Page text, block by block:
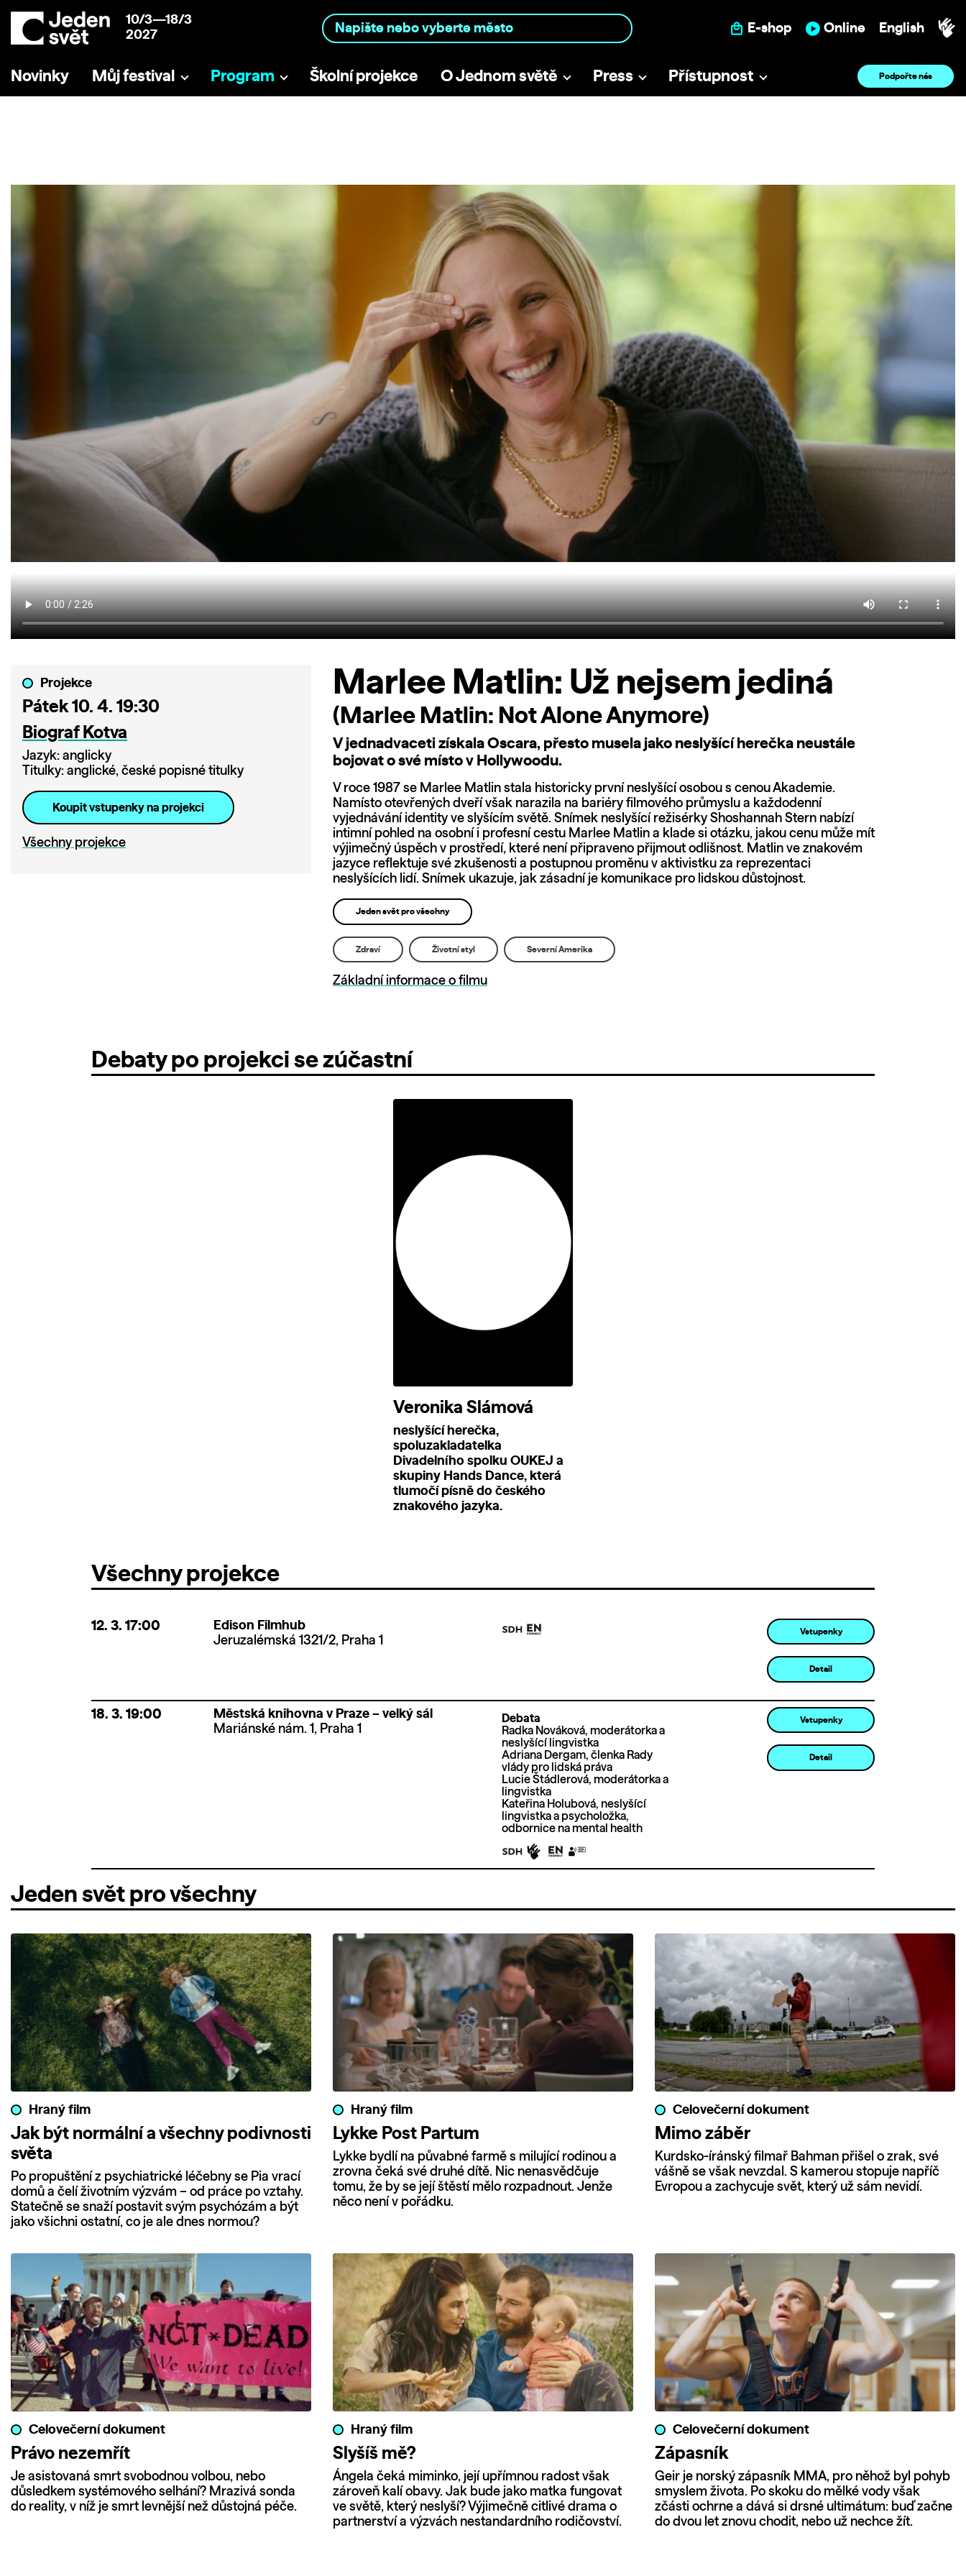
10/3—18/3
2027
E-shop Online English
Novinky Můj festival Program Školní projekce O Jednom světě Press Přístupnost Podpořte nás
Projekce
Pátek 10. 4. 19:30
Biograf Kotva
Jazyk: anglicky
Titulky: anglické, české popisné titulky
Koupit vstupenky na projekci
Všechny projekce
Marlee Matlin: Už nejsem jediná
(Marlee Matlin: Not Alone Anymore)
V jednadvaceti získala Oscara, přesto musela jako neslyšící herečka neustále
bojovat o své místo v Hollywoodu.
V roce 1987 se Marlee Matlin stala historicky první neslyšící osobou s cenou Akademie.
Namísto otevřených dveří však narazila na bariéry filmového průmyslu a každodenní
vyjednávání identity ve slyšícím světě. Snímek neslyšící režisérky Shoshannah Stern nabízí
intimní pohled na osobní i profesní cestu Marlee Matlin a klade si otázku, jakou cenu může mít
výjimečný úspěch v prostředí, které není připraveno přijmout odlišnost. Matlin ve znakovém
jazyce reflektuje své zkušenosti a postupnou proměnu v aktivistku za reprezentaci
neslyšících lidí. Snímek ukazuje, jak zásadní je komunikace pro lidskou důstojnost.
Jeden svět pro všechny
Zdraví Životní styl Severní Amerika
Základní informace o filmu
Debaty po projekci se zúčastní
Veronika Slámová
neslyšící herečka,
spoluzakladatelka
Divadelního spolku OUKEJ a
skupiny Hands Dance, která
tlumočí písně do českého
znakového jazyka.
Všechny projekce
12. 3. 17:00
Edison Filmhub
Jeruzalémská 1321/2, Praha 1
Vstupenky
Detail
18. 3. 19:00
Městská knihovna v Praze – velký sál
Mariánské nám. 1, Praha 1
Debata
Radka Nováková, moderátorka a
neslyšící lingvistka
Adriana Dergam, členka Rady
vlády pro lidská práva
Lucie Štádlerová, moderátorka a
lingvistka
Kateřina Holubová, neslyšící
lingvistka a psycholožka,
odbornice na mental health
Vstupenky
Detail
Jeden svět pro všechny
Hraný film
Jak být normální a všechny podivnosti
světa
Po propuštění z psychiatrické léčebny se Pia vrací
domů a čelí životním výzvám – od práce po vztahy.
Statečně se snaží postavit svým psychózám a být
jako všichni ostatní, co je ale dnes normou?
Hraný film
Lykke Post Partum
Lykke bydlí na půvabné farmě s milující rodinou a
zrovna čeká své druhé dítě. Nic nenasvědčuje
tomu, že by se její štěstí mělo rozpadnout. Jenže
něco není v pořádku.
Celovečerní dokument
Mimo záběr
Kurdsko-íránský filmař Bahman přišel o zrak, své
vášně se však nevzdal. S kamerou stopuje napříč
Evropou a zachycuje svět, který už sám nevidí.
Celovečerní dokument
Právo nezemřít
Je asistovaná smrt svobodnou volbou, nebo
důsledkem systémového selhání? Mrazivá sonda
do reality, v níž je smrt levnější než důstojná péče.
Hraný film
Slyšíš mě?
Ángela čeká miminko, její upřímnou radost však
zároveň kalí obavy. Jak bude jako matka fungovat
ve světě, který neslyší? Výjimečně citlivé drama o
partnerství a výzvách nestandardního rodičovství.
Celovečerní dokument
Zápasník
Geir je norský zápasník MMA, pro něhož byl pohyb
smyslem života. Po skoku do mělké vody však
zčásti ochrne a dává si drsné ultimátum: buď začne
do dvou let znovu chodit, nebo už nechce žít.